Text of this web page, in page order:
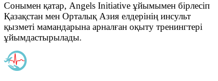
Сонымен қатар, Angels Initiative ұйымымен бірлесіп
Қазақстан мен Орталық Азия елдерінің инсульт
қызметі мамандарына арналған оқыту тренингтері
ұйымдастырылады.